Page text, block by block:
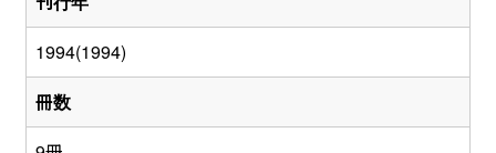
1994(1994)
冊数